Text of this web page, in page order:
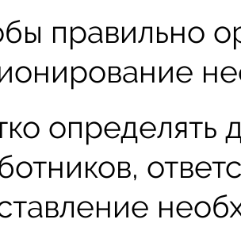
правильно
определять